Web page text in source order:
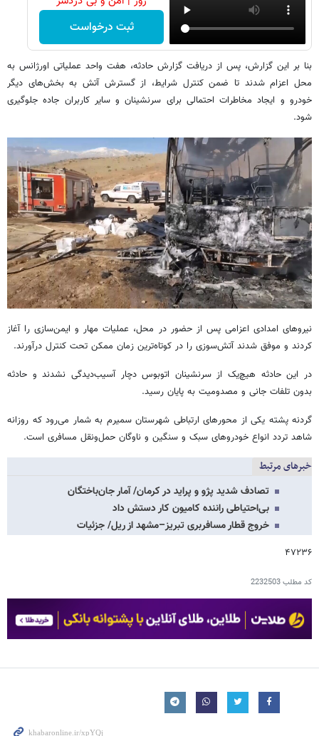
ثبت درخواست
بنا بر این گزارش، پس از دریافت گزارش حادثه، هفت واحد عملیاتی اورژانس به
محل اعزام شدند تا ضمن کنترل شرایط، از گسترش آتش به بخش‌های دیگر
خودرو و ایجاد مخاطرات احتمالی برای سرنشینان و سایر کاربران جاده جلوگیری
شود.
نیروهای امدادی اعزامی پس از حضور در محل، عملیات مهار و ایمن‌سازی را آغاز
کردند و موفق شدند آتش‌سوزی را در کوتاه‌ترین زمان ممکن تحت کنترل درآورند.
در این حادثه هیچ‌یک از سرنشینان اتوبوس دچار آسیب‌دیدگی نشدند و حادثه
بدون تلفات جانی و مصدومیت به پایان رسید.
گردنه پشته یکی از محورهای ارتباطی شهرستان سمیرم به شمار می‌رود که روزانه
شاهد تردد انواع خودروهای سبک و سنگین و ناوگان حمل‌ونقل مسافری است.
خبرهای مرتبط
تصادف شدید پژو و پراید در کرمان/ آمار جان‌باختگان
بی‌احتیاطی راننده کامیون کار دستش داد
خروج قطار مسافربری تبریز–مشهد از ریل/ جزئیات
۴۷۲۳۶
کد مطلب2232503